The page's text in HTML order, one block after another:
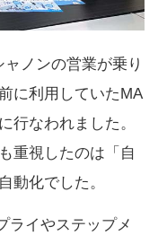
ノンの営業が乗り
に利用していたMA
行なわれました。
重視したのは「自
動化でした。
ライやステップメ